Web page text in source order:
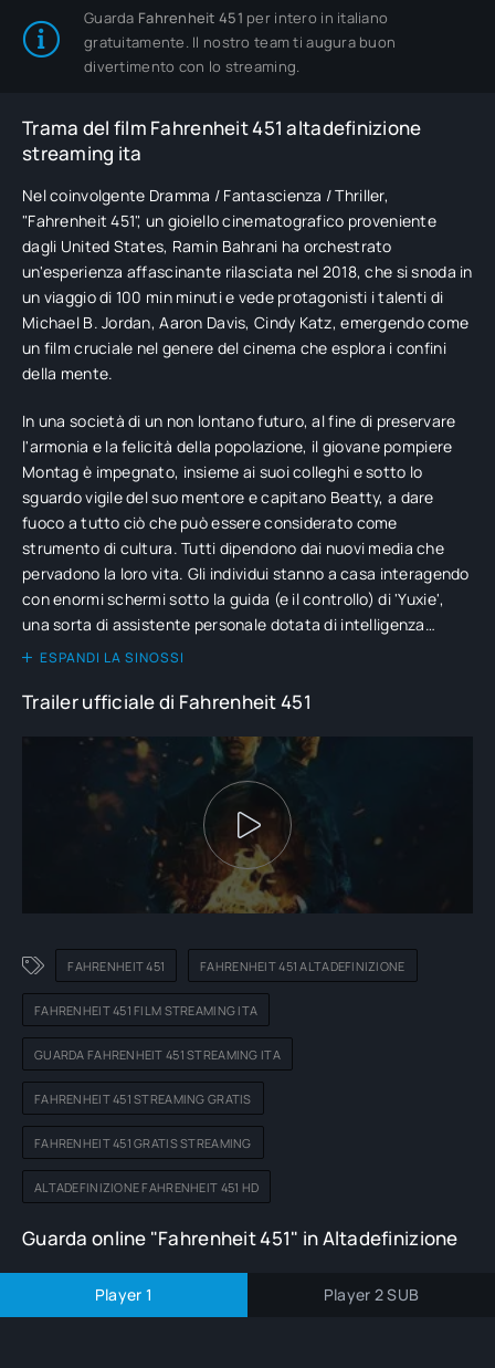
Guarda Fahrenheit 451 per intero in italiano
gratuitamente. Il nostro team ti augura buon
divertimento con lo streaming.
Trama del film Fahrenheit 451 altadefinizione
streaming ita
Nel coinvolgente Dramma / Fantascienza / Thriller,
"Fahrenheit 451", un gioiello cinematografico proveniente
dagli United States, Ramin Bahrani ha orchestrato
un'esperienza affascinante rilasciata nel 2018, che si snoda in
un viaggio di 100 min minuti e vede protagonisti i talenti di
Michael B. Jordan, Aaron Davis, Cindy Katz, emergendo come
un film cruciale nel genere del cinema che esplora i confini
della mente.
In una società di un non lontano futuro, al fine di preservare
l'armonia e la felicità della popolazione, il giovane pompiere
Montag è impegnato, insieme ai suoi colleghi e sotto lo
sguardo vigile del suo mentore e capitano Beatty, a dare
fuoco a tutto ciò che può essere considerato come
strumento di cultura. Tutti dipendono dai nuovi media che
pervadono la loro vita. Gli individui stanno a casa interagendo
con enormi schermi sotto la guida (e il controllo) di 'Yuxie',
una sorta di assistente personale dotata di intelligenza
artificiale. Un giorno però Montag, grazie all'incontro con
salvare i libri, inizia a porsi delle domande.
ESPANDI LA SINOSSI
Trailer ufficiale di Fahrenheit 451
FAHRENHEIT 451 FAHRENHEIT 451 ALTADEFINIZIONE
FAHRENHEIT 451 FILM STREAMING ITA
GUARDA FAHRENHEIT 451 STREAMING ITA
FAHRENHEIT 451 STREAMING GRATIS
FAHRENHEIT 451 GRATIS STREAMING
ALTADEFINIZIONE FAHRENHEIT 451 HD
Guarda online "Fahrenheit 451" in Altadefinizione
Player 1 Player 2 SUB